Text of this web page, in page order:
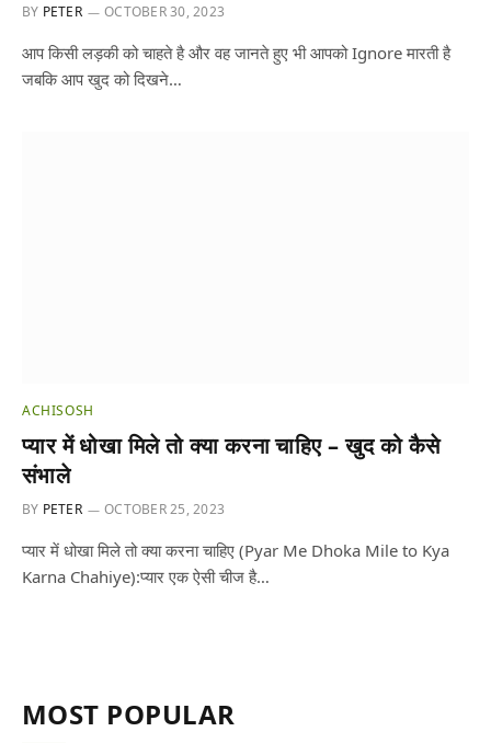
BY PETER OCTOBER 30, 2023
आप किसी लड़की को चाहते है और वह जानते हुए भी आपको Ignore मारती है
जबकि आप खुद को दिखने…
ACHISOSH
प्यार में धोखा मिले तो क्या करना चाहिए – खुद को कैसे
संभाले
BY PETER OCTOBER 25, 2023
प्यार में धोखा मिले तो क्या करना चाहिए (Pyar Me Dhoka Mile to Kya
Karna Chahiye):प्यार एक ऐसी चीज है…
MOST POPULAR